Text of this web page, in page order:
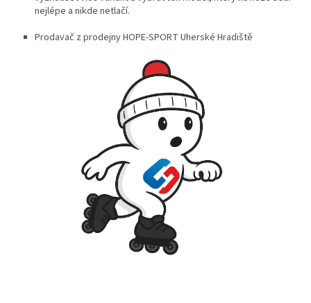
nejlépe a nikde netlačí.
Prodavač z prodejny HOPE-SPORT Uherské Hradiště